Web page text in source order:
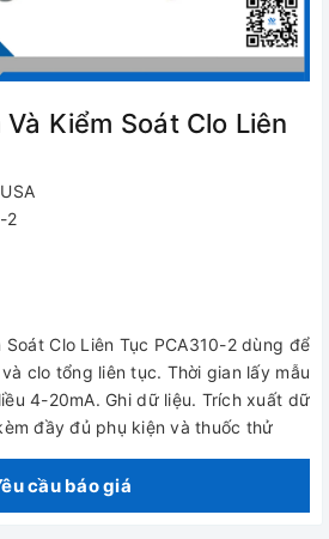
Kiểm Soát Clo Liên
2
Soát Clo Liên Tục PCA310-2 dùng để
clo tổng liên tục. Thời gian lấy mẫu
4-20mA. Ghi dữ liệu. Trích xuất dữ
đầy đủ phụ kiện và thuốc thử
cầu báo giá